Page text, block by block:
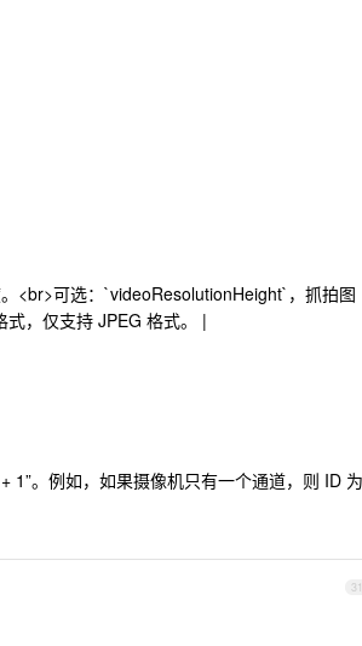
<br>可选：`videoResolutionHeight`，抓拍图
，仅支持 JPEG 格式。 |
1”。例如，如果摄像机只有一个通道，则 ID 为
31